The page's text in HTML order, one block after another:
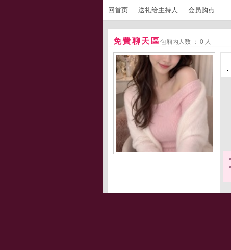
回首页 送礼给主持人 会员购点
免費聊天區包厢内人数 ： 0 人